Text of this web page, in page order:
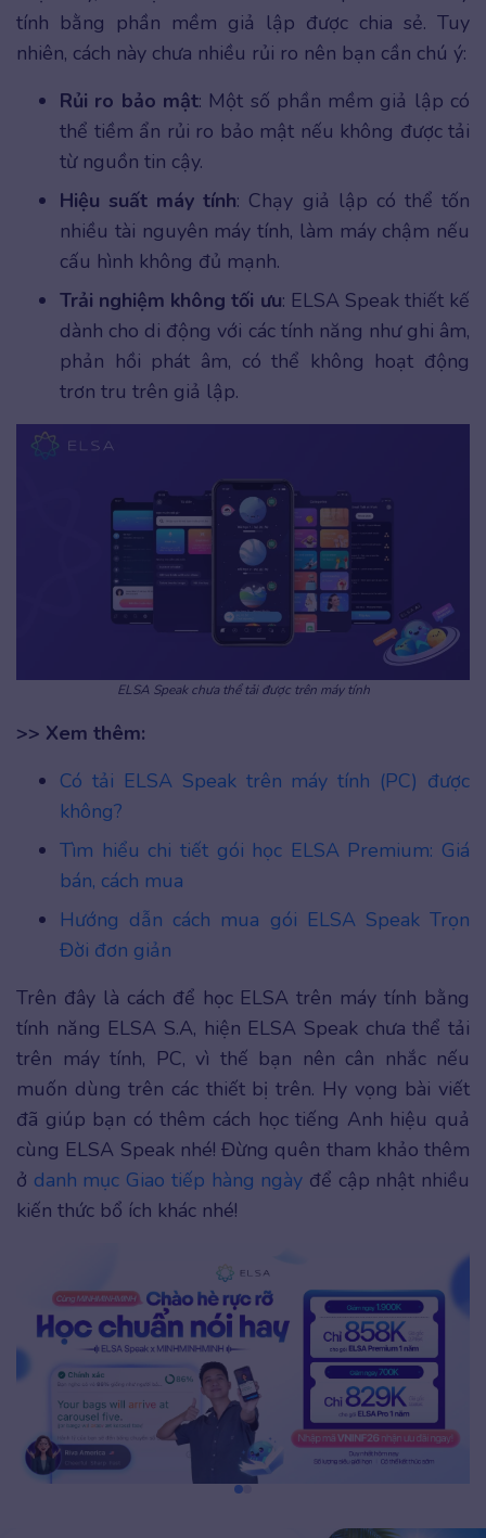
tính bằng phần mềm giả lập được chia sẻ. Tuy
nhiên, cách này chưa nhiều rủi ro nên bạn cần chú ý:
Rủi ro bảo mật: Một số phần mềm giả lập có
thể tiềm ẩn rủi ro bảo mật nếu không được tải
từ nguồn tin cậy.
Hiệu suất máy tính: Chạy giả lập có thể tốn
nhiều tài nguyên máy tính, làm máy chậm nếu
cấu hình không đủ mạnh.
Trải nghiệm không tối ưu: ELSA Speak thiết kế
dành cho di động với các tính năng như ghi âm,
phản hồi phát âm, có thể không hoạt động
trơn tru trên giả lập.
ELSA Speak chưa thể tải được trên máy tính
>> Xem thêm:
Có tải ELSA Speak trên máy tính (PC) được
không?
Tìm hiểu chi tiết gói học ELSA Premium: Giá
bán, cách mua
Hướng dẫn cách mua gói ELSA Speak Trọn
Đời đơn giản
Trên đây là cách để học ELSA trên máy tính bằng
tính năng ELSA S.A, hiện ELSA Speak chưa thể tải
trên máy tính, PC, vì thế bạn nên cân nhắc nếu
muốn dùng trên các thiết bị trên. Hy vọng bài viết
đã giúp bạn có thêm cách học tiếng Anh hiệu quả
cùng ELSA Speak nhé! Đừng quên tham khảo thêm
ở danh mục Giao tiếp hàng ngày để cập nhật nhiều
kiến thức bổ ích khác nhé!